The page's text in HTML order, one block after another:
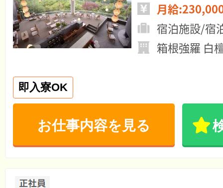
月給
宿泊施設/宿
箱根強羅 白
即入寮OK
お仕事内容を見る